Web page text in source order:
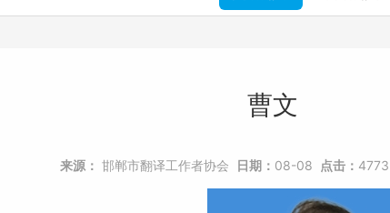
曹文
来源： 邯郸市翻译工作者协会 日期： 08-08 点击： 4773